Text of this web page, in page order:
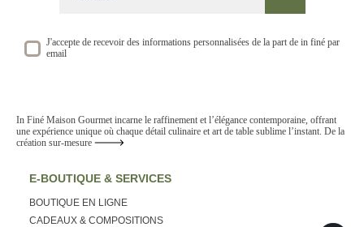
J'accepte de recevoir des informations personnalisées de la part de in finé par
email
In Finé Maison Gourmet incarne le raffinement et l’élégance contemporaine, offrant
une expérience unique où chaque détail culinaire et art de table sublime l’instant. De la
création sur-mesure
E-BOUTIQUE & SERVICES
BOUTIQUE EN LIGNE
CADEAUX & COMPOSITIONS